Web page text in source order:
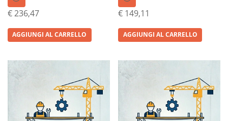
€236,47
AGGIUNGI AL CARRELLO
€ 149,11
AGGIUNGI AL CARRELLO